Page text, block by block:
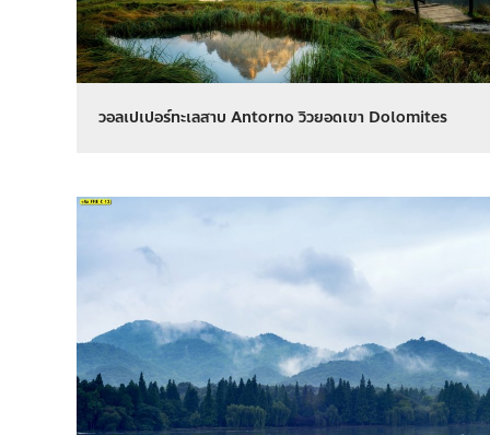
วอลเปเปอร์ทะเลสาบ Antorno วิวยอดเขา Dolomites